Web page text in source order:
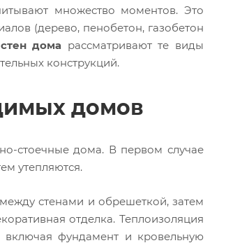
множество моментов. Это
(дерево, пенобетон, газобетон
дома рассматривают те виды
конструкций.
домов
стоечные дома. В первом случае
утепляются.
стенами и обрешеткой, затем
отделка. Теплоизоляция
включая фундамент и кровельную